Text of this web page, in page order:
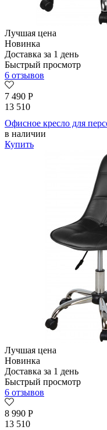
Лучшая цена
Новинка
Доставка за 1 день
Быстрый просмотр
6 отзывов
7 490 Р
13 510
Офисное кресло для
в наличии
Купить
Лучшая цена
Новинка
Доставка за 1 день
Быстрый просмотр
6 отзывов
8 990 Р
13 510